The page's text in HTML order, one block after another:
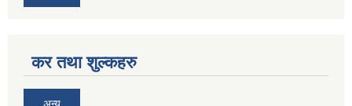
कर तथा शुल्कहरु